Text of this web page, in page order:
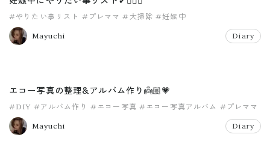
#やりたい事リスト #プレママ #大掃除 #妊娠中
Mayuchi Diary
エコー写真の整理&アルバム作り👼🏼💗
#DIY #アルバム作り #エコー写真 #エコー写真アルバム #プレママ
#妊娠中
Mayuchi
Diary